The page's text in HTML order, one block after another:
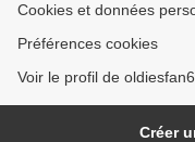
Cookies et données
Préférences cookies
Voir le profil de
Créer